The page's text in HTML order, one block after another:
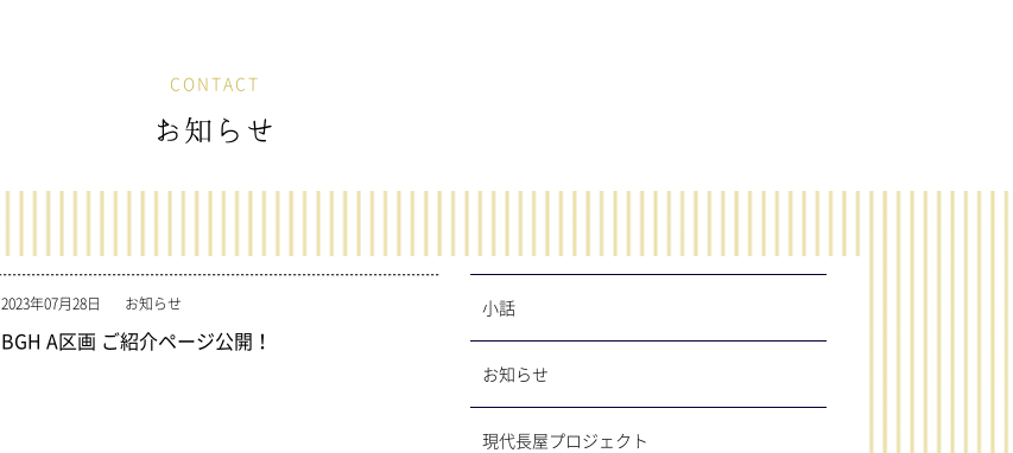
CONTACT
お知らせ
2023年07月28日 お知らせ
BGH A区画 ご紹介ページ公開！
小話
お知らせ
現代長屋プロジェクト